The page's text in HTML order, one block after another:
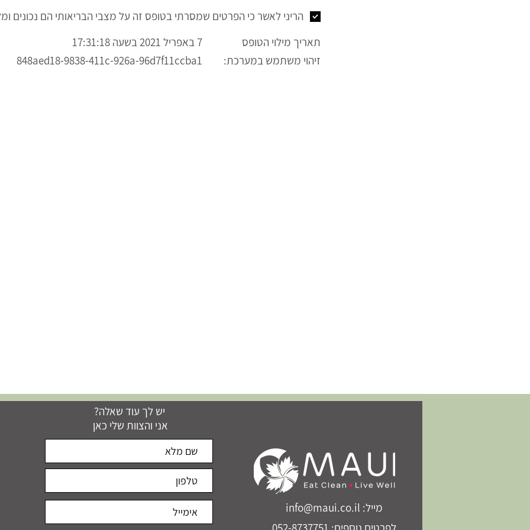
הריני לאשר כי הפרטים שמסרתי בטופס זה על מצבי הבריאותי הם נכונים
תאריך מילוי הטופס
7 באפריל 2021 בשעה 17:31:18
זיהוי משתמש במערכת:
848aed18-9838-411c-926a-96d7f11ccba1
יש לך עוד שאלה?
אני והצוות שלי כאן
מייל: info@maui.co.il